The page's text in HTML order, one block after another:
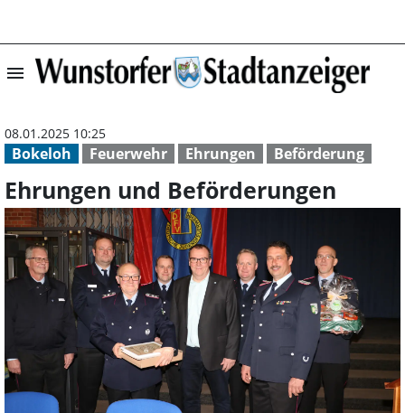
menu Ehrungen und
Bokeloh Feuerwehr Ehrungen Beförderung
08.01.2025 10:25
Ehrungen und Beförderungen